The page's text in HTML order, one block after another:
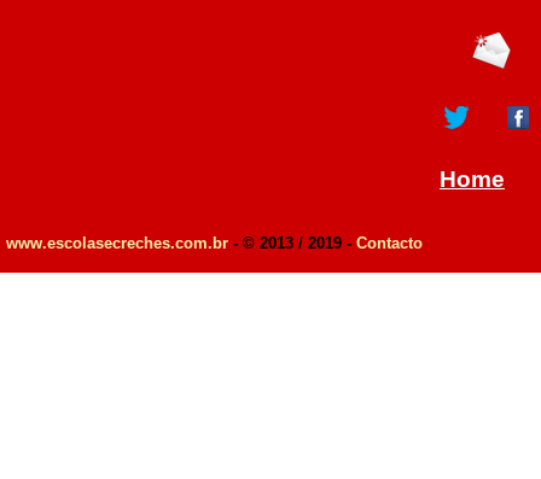
Home
www.escolasecreches.com.br - © 2013 / 2019 - Contacto